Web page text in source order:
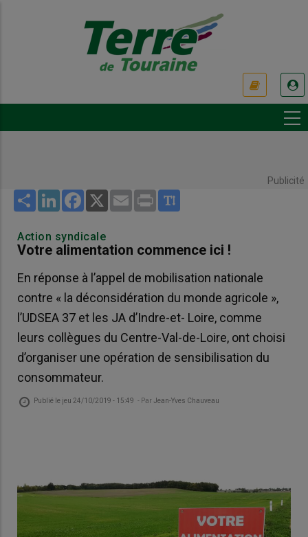
Publicité
Share LinkedInFacebook
X Email Print
Action syndicale
Votre alimentation commence ici !
En réponse à l’appel de mobilisation nationale
contre « la déconsidération du monde agricole »,
l’UDSEA 37 et les JA d’Indre-et- Loire, comme
leurs collègues du Centre-Val-de-Loire, ont choisi
d’organiser une opération de sensibilisation du
consommateur.
Publié le jeu 24/10/2019 - 15:49 - Par Jean-Yves Chauveau